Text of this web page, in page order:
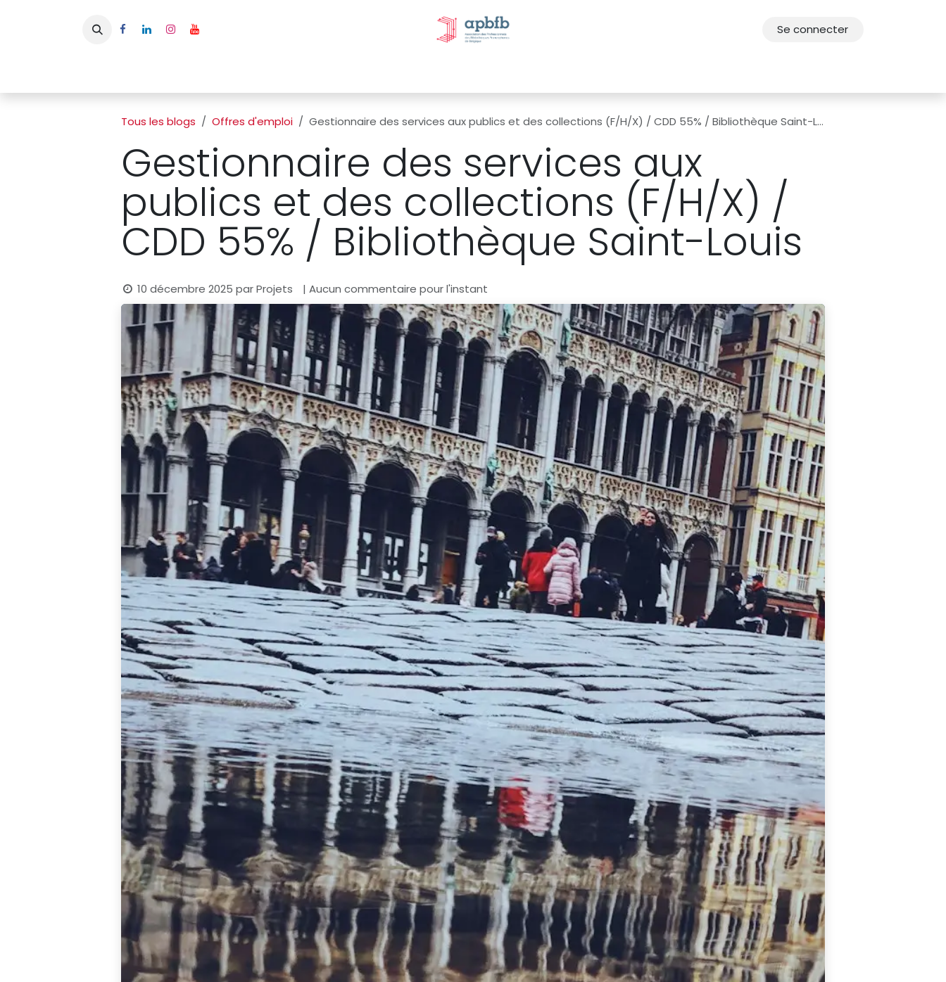
Se connecter
Tous les blogs Offres d'emploi Gestionnaire des services aux publics et des collections (F/H/X) / CDD 55% / Bibliothèque Saint-Louis
Gestionnaire des services aux
publics et des collections (F/H/X) /
CDD 55% / Bibliothèque Saint-Louis
10 décembre 2025 parProjets | Aucun commentaire pour l'instant